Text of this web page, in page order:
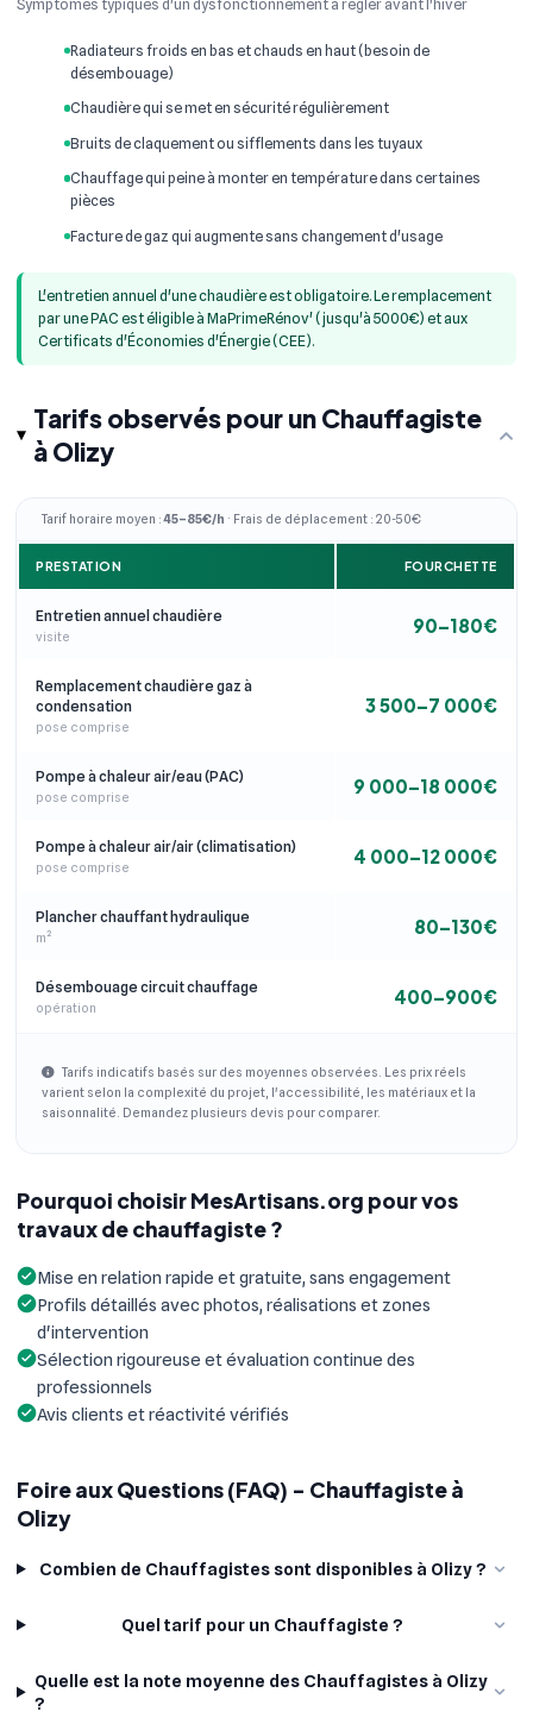
Symptômes typiques d'un dysfonctionnement à régler avant l'hiver
Radiateurs froids en bas et chauds en haut (besoin de
désembouage)
Chaudière qui se met en sécurité régulièrement
Bruits de claquement ou sifflements dans les tuyaux
Chauffage qui peine à monter en température dans certaines
pièces
Facture de gaz qui augmente sans changement d'usage
L'entretien annuel d'une chaudière est obligatoire. Le remplacement
par une PAC est éligible à MaPrimeRénov' (jusqu'à 5000€) et aux
Certificats d'Économies d'Énergie (CEE).
Tarifs observés pour un Chauffagiste
à Olizy
Tarif horaire moyen :45–85€/h · Frais de déplacement : 20-50€
PRESTATION FOURCHETTE
Entretien annuel chaudière
visite 90–180€
Remplacement chaudière gaz à
condensation
pose comprise
3 500–7 000€
Pompe à chaleur air/eau (PAC)
pose comprise 9 000–18 000€
Pompe à chaleur air/air (climatisation)
pose comprise 4 000–12 000€
Plancher chauffant hydraulique
m² 80–130€
Désembouage circuit chauffage
opération 400–900€
Tarifs indicatifs basés sur des moyennes observées. Les prix réels
varient selon la complexité du projet, l'accessibilité, les matériaux et la
saisonnalité. Demandez plusieurs devis pour comparer.
Pourquoi choisir MesArtisans.org pour vos
travaux de chauffagiste ?
Mise en relation rapide et gratuite, sans engagement
Profils détaillés avec photos, réalisations et zones
d'intervention
Sélection rigoureuse et évaluation continue des
professionnels
Avis clients et réactivité vérifiés
Foire aux Questions (FAQ) - Chauffagiste à
Olizy
Combien de Chauffagistes sont disponibles à Olizy ?
Quel tarif pour un Chauffagiste ?
Quelle est la note moyenne des Chauffagistes à Olizy
?